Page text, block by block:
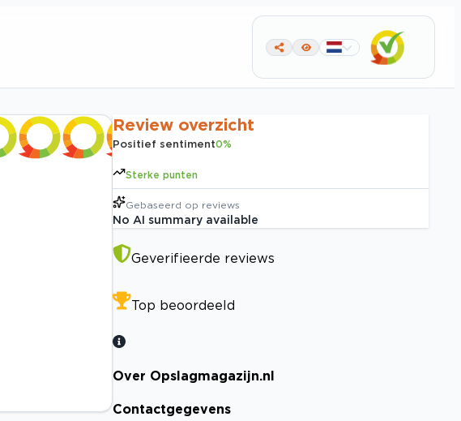
Review overzicht
Positief sentiment0%
Sterke punten
Gebaseerd op reviews
No AI summary available
Geverifieerde reviews
Top beoordeeld
Over Opslagmagazijn.nl
Contactgegevens